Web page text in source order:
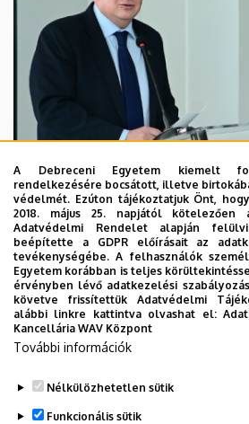
2026. augusztus 7.
Kossa György búcsúzó
GRÓF TISZA ISTVÁN DEBRECENI
INTÉZMÉNYI
A Debreceni Egyetem kiemelt
rendelkezésére bocsátott, illetve
védelmét. Ezúton tájékoztatjuk Önt,
2018. május 25. napjától kötelezően
Adatvédelmi Rendelet alapján
beépítette a GDPR előírásait az
tevékenységébe. A felhasználók
Egyetem korábban is teljes
érvényben lévő adatkezelési
követve frissítettük Adatvédelmi
alábbi linkre kattintva olvashat el:
Kancellária WAV Központ
További információk
Nélkülözhetetlen sütik
Funkcionális sütik